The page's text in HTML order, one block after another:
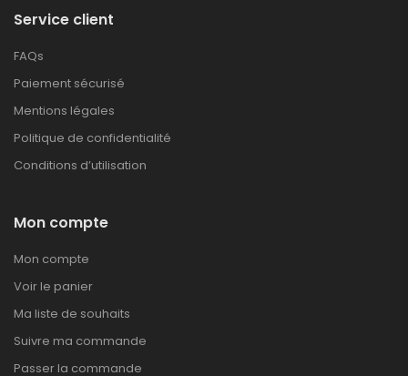
Service client
FAQs
Paiement sécurisé
Mentions légales
Politique de confidentialité
Conditions d’utilisation
Mon compte
Mon compte
Voir le panier
Ma liste de souhaits
Suivre ma commande
Passer la commande